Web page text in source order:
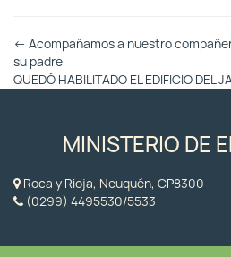
Otras
Entradas
← Acompañamos a nuestro
su padre
QUEDÓ HABILITADO EL EDIFICIO DEL
MINISTERIO DE
Roca y Rioja, Neuquén, CP8300
(0299) 4495530/5533